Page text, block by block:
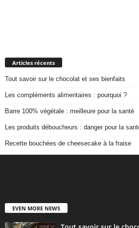
Articles récents
Tout savoir sur le chocolat et ses bienfaits
Les compléments alimentaires : pourquoi ?
Barre 100% végétale : meilleure pour la santé
Les produits déboucheurs : danger pour la
Recette bouchées de cheesecake à la fraise
EVEN MORE NEWS